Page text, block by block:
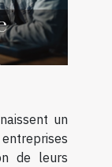
un
de leurs